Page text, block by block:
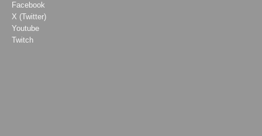
Facebook
X (Twitter)
Youtube
Twitch